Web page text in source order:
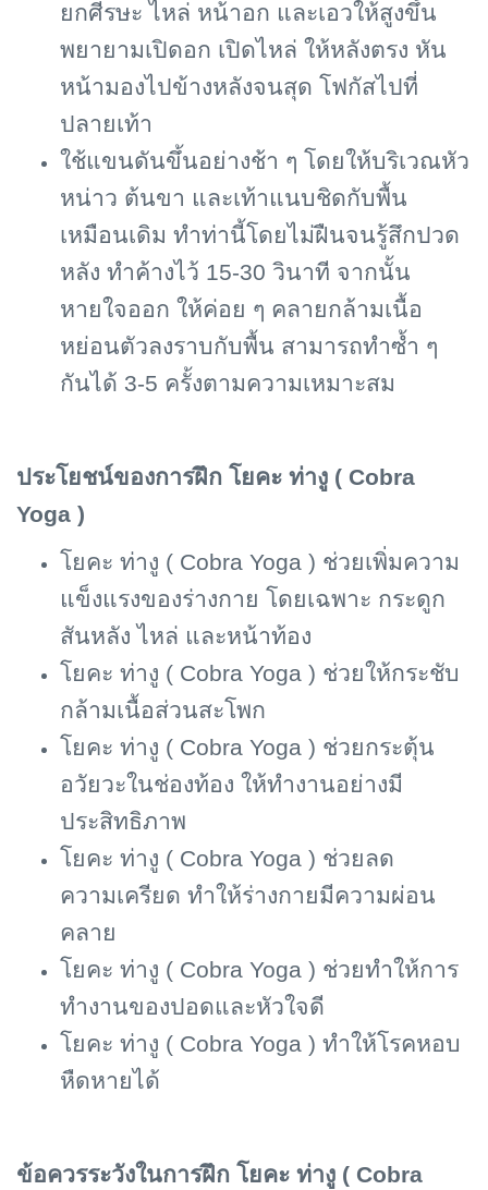
ยกศีรษะ ไหล่ หน้าอก และเอวให้สูงขึ้น
พยายามเปิดอก เปิดไหล่ ให้หลังตรง หัน
หน้ามองไปข้างหลังจนสุด โฟกัสไปที่
ปลายเท้า
ใช้แขนดันขึ้นอย่างช้า ๆ โดยให้บริเวณหัว
หน่าว ต้นขา และเท้าแนบชิดกับพื้น
เหมือนเดิม ทำท่านี้โดยไม่ฝืนจนรู้สึกปวด
หลัง ทำค้างไว้ 15-30 วินาที จากนั้น
หายใจออก ให้ค่อย ๆ คลายกล้ามเนื้อ
หย่อนตัวลงราบกับพื้น สามารถทำซ้ำ ๆ
กันได้ 3-5 ครั้งตามความเหมาะสม
ประโยชน์ของการฝึก โยคะ ท่างู ( Cobra
Yoga )
โยคะ ท่างู ( Cobra Yoga ) ช่วยเพิ่มความ
แข็งแรงของร่างกาย โดยเฉพาะ กระดูก
สันหลัง ไหล่ และหน้าท้อง
โยคะ ท่างู ( Cobra Yoga ) ช่วยให้กระชับ
กล้ามเนื้อส่วนสะโพก
โยคะ ท่างู ( Cobra Yoga ) ช่วยกระตุ้น
อวัยวะในช่องท้อง ให้ทำงานอย่างมี
ประสิทธิภาพ
โยคะ ท่างู ( Cobra Yoga ) ช่วยลด
ความเครียด ทำให้ร่างกายมีความผ่อน
คลาย
โยคะ ท่างู ( Cobra Yoga ) ช่วยทำให้การ
ทำงานของปอดและหัวใจดี
โยคะ ท่างู ( Cobra Yoga ) ทำให้โรคหอบ
หืดหายได้
ข้อควรระวังในการฝึก โยคะ ท่างู ( Cobra